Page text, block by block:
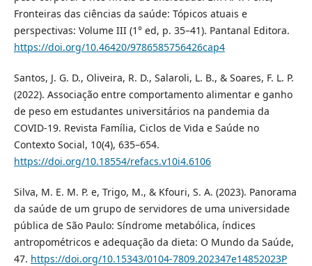
Fronteiras das ciências da saúde: Tópicos atuais e
perspectivas: Volume III (1° ed, p. 35–41). Pantanal Editora.
https://doi.org/10.46420/9786585756426cap4
Santos, J. G. D., Oliveira, R. D., Salaroli, L. B., & Soares, F. L. P.
(2022). Associação entre comportamento alimentar e ganho
de peso em estudantes universitários na pandemia da
COVID-19. Revista Família, Ciclos de Vida e Saúde no
Contexto Social, 10(4), 635–654.
https://doi.org/10.18554/refacs.v10i4.6106
Silva, M. E. M. P. e, Trigo, M., & Kfouri, S. A. (2023). Panorama
da saúde de um grupo de servidores de uma universidade
pública de São Paulo: Síndrome metabólica, índices
antropométricos e adequação da dieta: O Mundo da Saúde,
47. https://doi.org/10.15343/0104-7809.202347e14852023P